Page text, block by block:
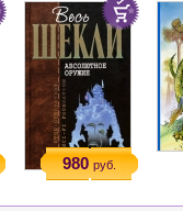
980 руб.